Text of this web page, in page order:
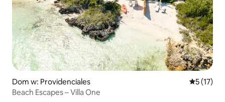
Dom w: Providenciales Średnia
5 (17)
Beach Escapes – Villa One